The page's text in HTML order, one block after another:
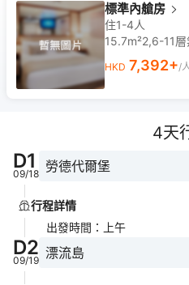
標準內艙房
住1-4人
15.7m²2,6-11層
HKD 7,392+/
4天
D1
09/18 勞德代爾堡
行程詳情
出發時間 ： 上午
D2
09/19 漂流島